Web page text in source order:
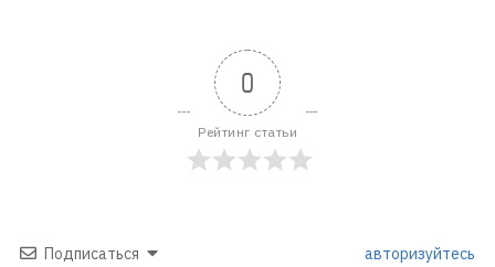
0
Рейтинг статьи
Подписаться авторизуйтесь